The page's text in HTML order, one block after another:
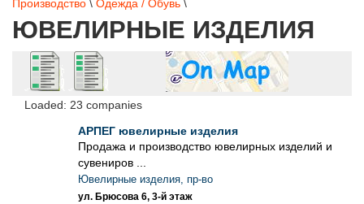
Производство \ Одежда / Обувь \
ЮВЕЛИРНЫЕ ИЗДЕЛИЯ
Loaded: 23 companies
АРПЕГ ювелирные изделия
Продажа и производство ювелирных изделий и
сувениров ...
Ювелирные изделия, пр-во
ул. Брюсова 6, 3-й этаж